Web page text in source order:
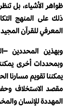
ظواهر الأشياء، بل
ذلك على المنهج
المعرفي للقرآن
وبهذين المحددين
وبمحددات أخرى
يمكننا تقويم مسارنا
مقصد الاستخلاف
المهددة للإنسان